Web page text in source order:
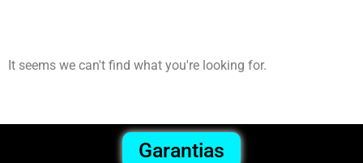
It seems we can't find what you're looking for.
Garantias